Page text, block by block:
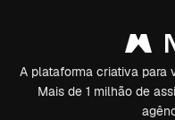
A plataforma criativa para
Mais de 1 milhão de